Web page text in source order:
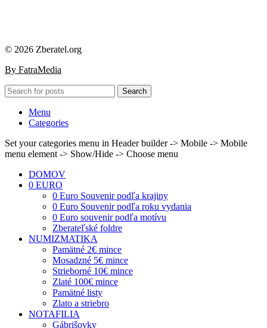
© 2026 Zberatel.org
By FatraMedia
Search
Menu
Categories
Set your categories menu in Header builder -> Mobile -> Mobile
menu element -> Show/Hide -> Choose menu
DOMOV
0 EURO
0 Euro Souvenir podľa krajiny
0 Euro Souvenir podľa roku vydania
0 Euro souvenir podľa motívu
Zberateľské foldre
NUMIZMATIKA
Pamätné 2€ mince
Mosadzné 5€ mince
Strieborné 10€ mince
Zlaté 100€ mince
Pamätné listy
Zlato a striebro
NOTAFILIA
Gábrišovky